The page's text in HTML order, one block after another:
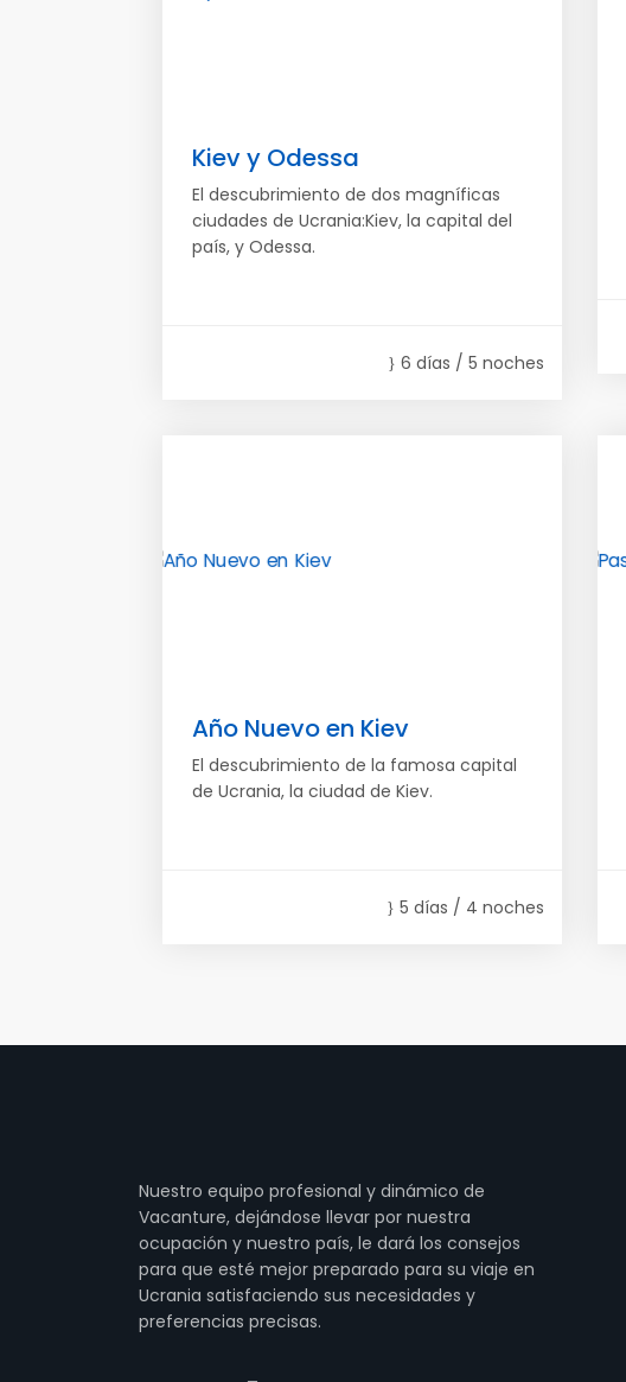
Kiev y Odessa
El descubrimiento de dos magníficas
ciudades de Ucrania:Kiev, la capital del
país, y Odessa.
6 días / 5 noches
Año Nuevo en Kiev
El descubrimiento de la famosa capital
de Ucrania, la ciudad de Kiev.
5 días / 4 noches
Nuestro equipo profesional y dinámico de
Vacanture, dejándose llevar por nuestra
ocupación y nuestro país, le dará los consejos
para que esté mejor preparado para su viaje en
Ucrania satisfaciendo sus necesidades y
preferencias precisas.